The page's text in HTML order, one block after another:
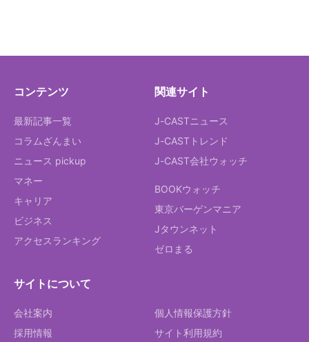
コンテンツ
最新記事一覧
コラムざんまい
ニュース pickup
マネー
キャリア
ビジネス
アクセスランキング
関連サイト
J-CASTニュース
J-CASTトレンド
J-CAST会社ウォッチ
BOOKウォッチ
東京バーゲンマニア
Jタウンネット
ゼロまる
サイトについて
会社案内
採用情報
個人情報保護方針
サイト利用規約